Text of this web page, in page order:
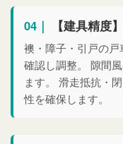
04｜ 【建具精度
襖・障子・引戸の
確認し調整。 隙間
ます。 滑走抵抗・
性を確保します。